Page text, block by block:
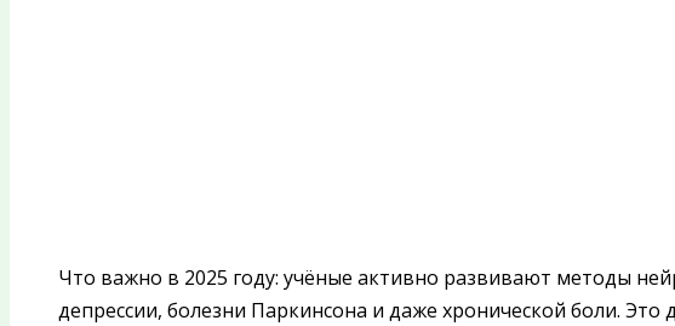
Что важно в 2025 году: учёные активно развивают методы
депрессии, болезни Паркинсона и даже хронической боли.